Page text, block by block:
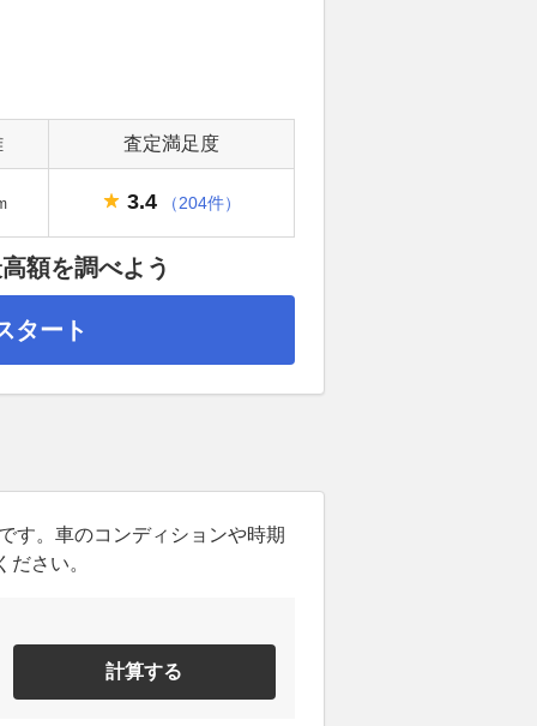
査定満足度
3.4 （204件）
額を調べよう
タート
す。車のコンディションや時期
さい。
計算する